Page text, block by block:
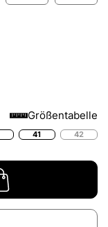
Größentabelle
41 42